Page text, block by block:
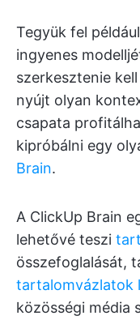
Tegyük fel
ingyenes
szerkesztenie
nyújt olyan
csapata
kipróbálni egy
Brain.
A ClickUp Brain
lehetővé teszi
összefoglalását,
tartalomvázlatok
közösségi média